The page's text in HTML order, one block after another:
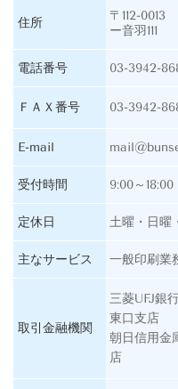
住所
〒112-
ー音羽111
電話番号 03-3942-
ＦＡＸ番号 03-3942-
E-mail
受付時間 9:00～18:00
定休日 土曜・日曜
主なサービス 一般印刷業
取引金融機関
三菱UFJ銀
東口支店
朝日信用金
店